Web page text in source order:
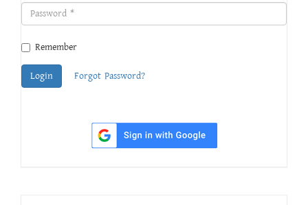
Remember
Login Forgot Password?